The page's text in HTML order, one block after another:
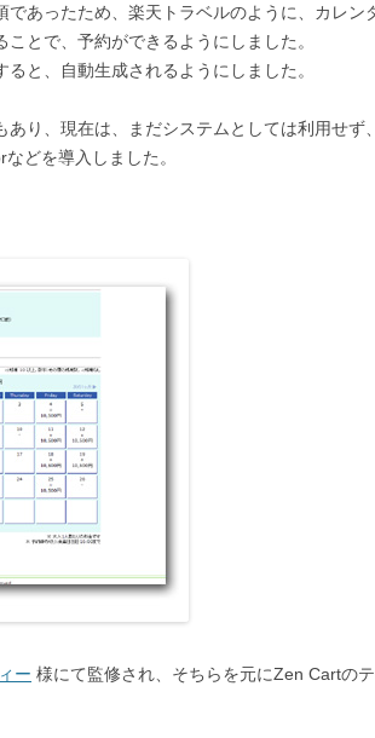
あったため、楽天トラベルのように、カレン
とで、予約ができるようにしました。
と、自動生成されるようにしました。
あり、現在は、まだシステムとしては利用せず
どを導入しました。
ー 様にて監修され、そちらを元にZen Cartの